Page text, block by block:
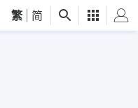
繁 简